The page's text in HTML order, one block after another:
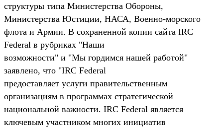
структуры типа Министерства Обороны,
Министерства Юстиции, НАСА, Военно-морского
флота и Армии. В сохраненной копии сайта IRC
Federal в рубриках "Наши
возможности" и "Мы гордимся нашей работой"
заявлено, что "IRC Federal
предоставляет услуги правительственным
организациям в программах стратегической
национальной важности. IRC Federal является
ключевым участником многих инициатив